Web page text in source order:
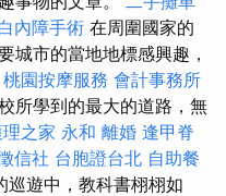
內障手術 在周圍國家的
城市的當地地標感興趣，
桃園按摩服務 會計事務所
所學到的最大的道路，無
之家 永和 離婚 逢甲脊
信社 台胞證台北 自助餐
巡遊中，教科書栩栩如